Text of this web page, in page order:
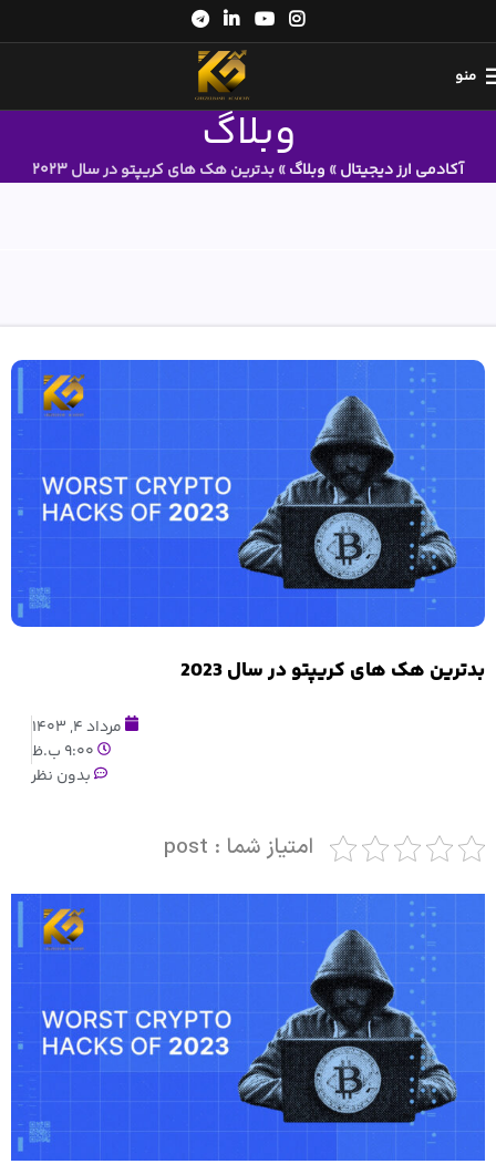
منو
وبلاگ
آکادمی ارز دیجیتال» وبلاگ»بدترین هک های کریپتو در سال 2023
بدترین هک های کریپتو در سال 2023
مرداد 4, 1403
9:00 ب.ظ
بدون نظر
امتیاز شما : post